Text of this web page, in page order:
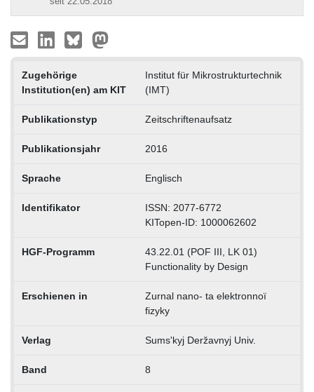
Zugehörige
Institution(en) am KIT
Institut für Mikrostrukturtechnik
(IMT)
Publikationstyp Zeitschriftenaufsatz
Publikationsjahr 2016
Sprache Englisch
Identifikator
ISSN: 2077-6772
KITopen-ID: 1000062602
HGF-Programm
43.22.01 (POF III, LK 01)
Functionality by Design
Erschienen in
Zurnal nano- ta elektronnoï
fizyky
Verlag Sumsʹkyj Deržavnyj Univ.
Band 8